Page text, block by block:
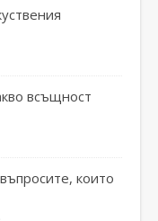
всъщност
които